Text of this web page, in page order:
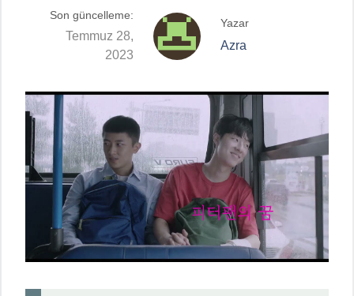
Son güncelleme:
Temmuz 28,
2023
Yazar
Azra